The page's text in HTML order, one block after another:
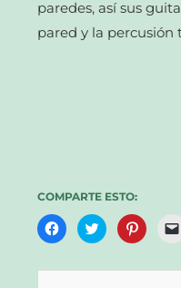
paredes, así sus
pared y la percusión
COMPARTE ESTO:
Haz
clic
en
Haz
clic
en
Haz
clic
en